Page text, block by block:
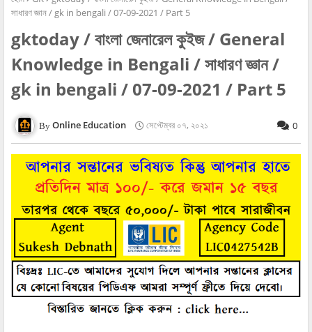
সাধারণ জ্ঞান / gk in bengali / 07-09-2021 / Part 5
gktoday / বাংলা জেনারেল কুইজ / General
Knowledge in Bengali / সাধারণ জ্ঞান /
gk in bengali / 07-09-2021 / Part 5
Online Education সেপ্টেম্বর ০৭, ২০২১ 0